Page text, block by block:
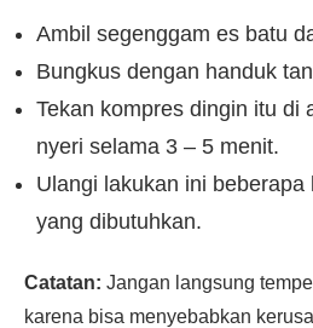
Ambil segenggam es batu
Bungkus dengan handuk
Tekan kompres dingin itu di
nyeri selama 3 – 5 menit.
Ulangi lakukan ini
yang dibutuhkan.
Catatan: Jangan langsung
karena bisa menyebabkan